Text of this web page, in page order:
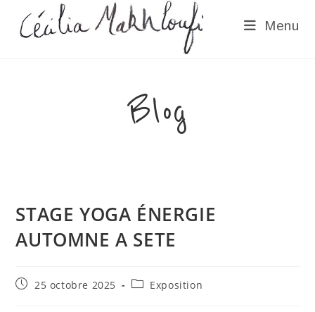
Menu
Blog
STAGE YOGA ÉNERGIE
AUTOMNE A SETE
Publication
25 octobre 2025
PostExposition